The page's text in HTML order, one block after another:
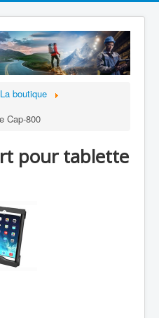
La boutique
Cap-800
pour tablette